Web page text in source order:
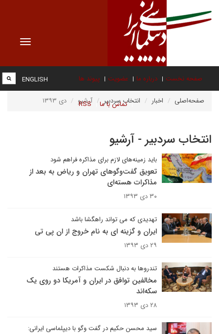
Toggle
صفحه نخست درباره ما عضویت پیوند ها
تماس با ما RSS
ENGLISH
صفحه‌اصلی اخبار انتخاب سردبیر آرشیو دی ۱۳۹۳
انتخاب سردبیر - آرشیو
باید زمینه‌های لازم برای مذاکره فراهم شود
تعویق گفت‌وگوهای تهران و ریاض به بعد از
مذاکرات هسته‌ای
۳۰ دی ۱۳۹۳
تهدیدی که می تواند راهگشا باشد
ایران و گزینه ای به نام خروج از ان پی تی
۲۹ دی ۱۳۹۳
تندروها به دنبال شکست مذاکرات هستند
مخالفین توافق در ایران و آمریکا دو روی یک
سکه‌اند
۲۸ دی ۱۳۹۳
سید محسن حکیم در گفت وگو با دیپلماسی ایرانی: